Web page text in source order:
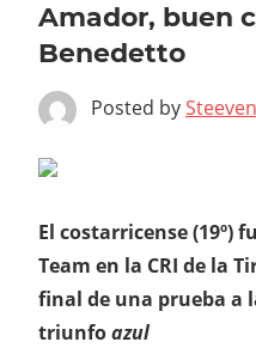
Amador, buen
Benedetto
Posted by
El costarricense (19º)
Team en la CRI de la
final de una prueba a
triunfoazul